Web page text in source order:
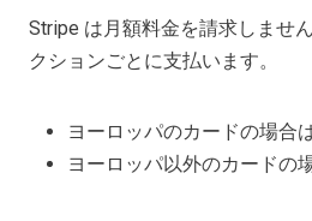
Stripe は月額料金を請求しませ
クションごとに支払います。
ヨーロッパのカードの場合
ヨーロッパ以外のカードの